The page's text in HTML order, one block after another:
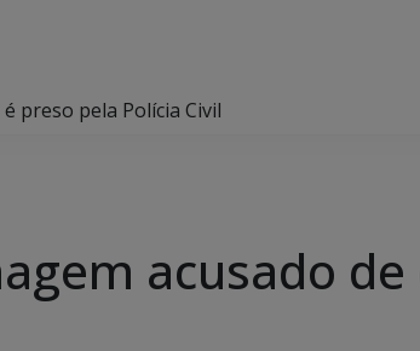
preso pela Polícia Civil
acusado